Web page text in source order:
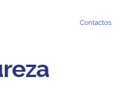
Contactos